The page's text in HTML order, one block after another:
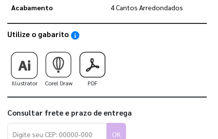
Acabamento 4 Cantos Arredondados
Utilize o gabarito Saiba como utilizar os nossos gabaritos
Illustrator Corel Draw PDF
Consultar frete e prazo de entrega
OK